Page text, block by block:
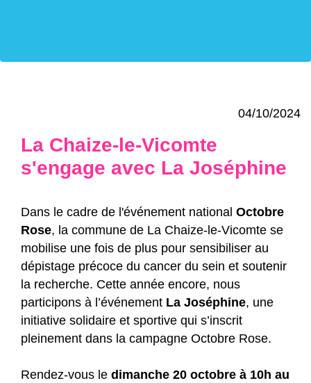
04/10/2024
La Chaize-le-Vicomte
s'engage avec La Joséphine
Dans le cadre de l'événement national Octobre
Rose, la commune de La Chaize-le-Vicomte se
mobilise une fois de plus pour sensibiliser au
dépistage précoce du cancer du sein et soutenir
la recherche. Cette année encore, nous
participons à l’événement La Joséphine, une
initiative solidaire et sportive qui s’inscrit
pleinement dans la campagne Octobre Rose.
Rendez-vous le dimanche 20 octobre à 10h au